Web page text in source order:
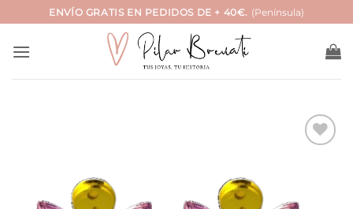
al
contenido
ENVÍO GRATIS EN PEDIDOS DE + 40€. (Península)